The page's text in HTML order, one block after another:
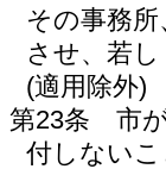
その事務
させ、若
(適用除外)
第23条
市
付しない